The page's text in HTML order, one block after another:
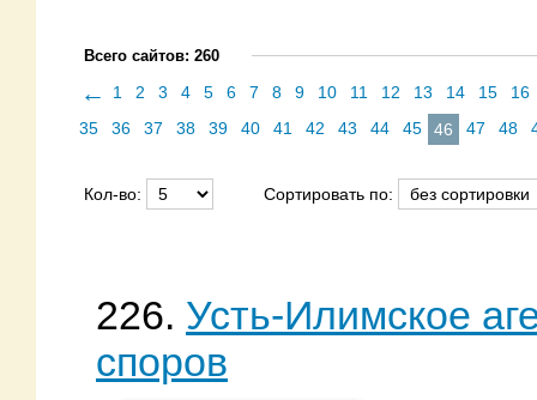
Всего сайтов: 260
← 1 2 3 4 5 6 7 8 9 10 11 12 13 14 15
16
35
36 37 38 39 40 41 42 43 44 45 46 47 48
Кол-во: Сортировать по:
226. Усть-Илимское
споров